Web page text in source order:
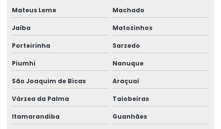
Reforma De Equipamentos De Movimentação De Cargas
Reforma De Talhas Elétricas
Reforma de ponte rolante
Reforma de ponte rolante em am
Reforma de ponte rolante em pr
Reforma de ponte rolante em rs
Reforma de ponte rolante em sc
Mateus Leme Machado
Jaíba Matozinhos
Porteirinha Sarzedo
Piumhi Nanuque
São Joaquim de Bicas Araçuaí
Várzea da Palma Taiobeiras
Itamarandiba Guanhães